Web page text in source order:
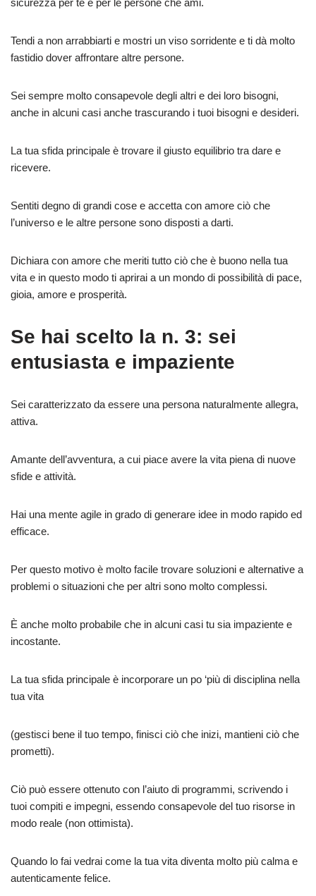
Tendi a non arrabbiarti e mostri un viso sorridente e ti dà molto
fastidio dover affrontare altre persone.
Sei sempre molto consapevole degli altri e dei loro bisogni,
anche in alcuni casi anche trascurando i tuoi bisogni e desideri.
La tua sfida principale è trovare il giusto equilibrio tra dare e
ricevere.
Sentiti degno di grandi cose e accetta con amore ciò che
l’universo e le altre persone sono disposti a darti.
Dichiara con amore che meriti tutto ciò che è buono nella tua
vita e in questo modo ti aprirai a un mondo di possibilità di pace,
gioia, amore e prosperità.
Se hai scelto la n. 3: sei
entusiasta e impaziente
Sei caratterizzato da essere una persona naturalmente allegra,
attiva.
Amante dell’avventura, a cui piace avere la vita piena di nuove
sfide e attività.
Hai una mente agile in grado di generare idee in modo rapido ed
efficace.
Per questo motivo è molto facile trovare soluzioni e alternative a
problemi o situazioni che per altri sono molto complessi.
È anche molto probabile che in alcuni casi tu sia impaziente e
incostante.
La tua sfida principale è incorporare un po ‘più di disciplina nella
tua vita
(gestisci bene il tuo tempo, finisci ciò che inizi, mantieni ciò che
prometti).
Ciò può essere ottenuto con l’aiuto di programmi, scrivendo i
tuoi compiti e impegni, essendo consapevole del tuo risorse in
modo reale (non ottimista).
Quando lo fai vedrai come la tua vita diventa molto più calma e
autenticamente felice.